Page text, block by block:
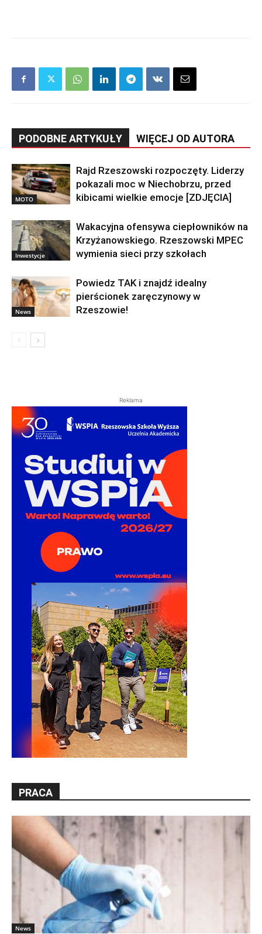
PODOBNE ARTYKUŁY WIĘCEJ OD AUTORA
MOTO
Rajd Rzeszowski rozpoczęty. Liderzy
pokazali moc w Niechobrzu, przed
kibicami wielkie emocje [ZDJĘCIA]
Inwestycje
Wakacyjna ofensywa ciepłowników na
Krzyżanowskiego. Rzeszowski MPEC
wymienia sieci przy szkołach
News
Powiedz TAK i znajdź idealny
pierścionek zaręczynowy w
Rzeszowie!
Reklama
PRACA
News